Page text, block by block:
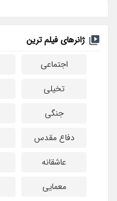
ژانرهای فیلم ترین
اجتماعی
تخیلی
جنگی
دفاع مقدس
عاشقانه
معمایی